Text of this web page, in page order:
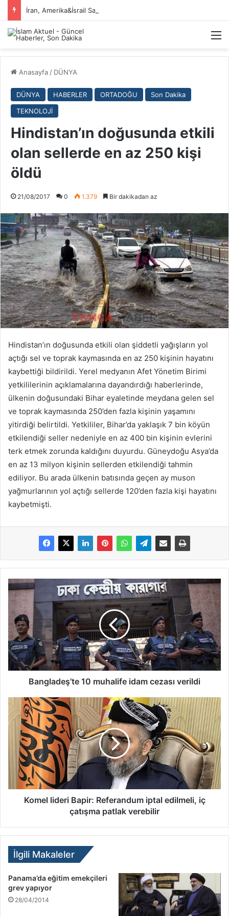
İran, Amerika&İsrail Savaşı Hakkında
Anasayfa / DÜNYA
DÜNYA HABERLER ORTADOĞU
Son Dakika
TEKNOLOJİ
Hindistan’ın doğusunda etkili
olan sellerde en az 250 kişi
öldü
21/08/2017 0 1.379 Bir dakikadan az
Hindistan’ın doğusunda etkili olan şiddetli yağışların yol
açtığı sel ve toprak kaymasında en az 250 kişinin hayatını
kaybettiği bildirildi. Yerel medyanın Afet Yönetim Birimi
yetkililerinin açıklamalarına dayandırdığı haberlerinde,
ülkenin doğusundaki Bihar eyaletinde meydana gelen sel
ve toprak kaymasında 250’den fazla kişinin yaşamını
yitirdiği belirtildi. Yetkililer, Bihar’da yaklaşık 7 bin köyün
etkilendiği seller nedeniyle en az 400 bin kişinin evlerini
terk etmek zorunda kaldığını duyurdu. Güneydoğu Asya’da
en az 13 milyon kişinin sellerden etkilendiği tahmin
ediliyor. Bu arada ülkenin batısında geçen ay muson
yağmurlarının yol açtığı sellerde 120’den fazla kişi hayatını
kaybetmişti.
Bangladeş’te 10 muhalife idam cezası verildi
Komel lideri Bapir: Referandum iptal edilmeli, iç
çatışma patlak verebilir
İlgili Makaleler
Panama’da eğitim emekçileri
grev yapıyor
28/04/2014